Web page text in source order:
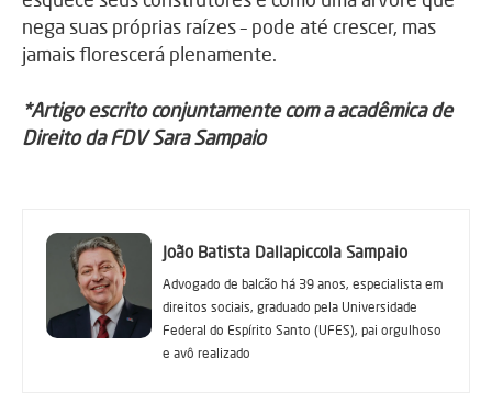
nega suas próprias raízes – pode até crescer, mas
jamais florescerá plenamente.
*Artigo escrito conjuntamente com a acadêmica de
Direito da FDV Sara Sampaio
João Batista Dallapiccola Sampaio
Advogado de balcão há 39 anos, especialista em
direitos sociais, graduado pela Universidade
Federal do Espírito Santo (UFES), pai orgulhoso
e avô realizado